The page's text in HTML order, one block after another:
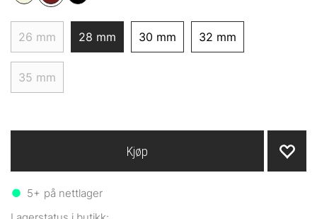
26 mm 28 mm 30 mm 32 mm
35 mm
5+ på nettlager
Kjøp